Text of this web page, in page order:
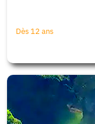
Dès 12 ans